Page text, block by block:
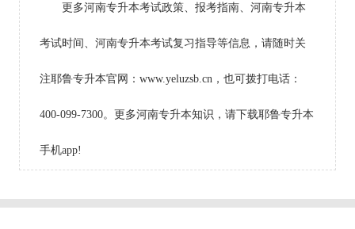
更多河南专升本考试政策、报考指南、河南专升本
考试时间、河南专升本考试复习指导等信息，请随时关
注耶鲁专升本官网：www.yeluzsb.cn，也可拨打电话：
400-099-7300。更多河南专升本知识，请下载耶鲁专升本
手机app!